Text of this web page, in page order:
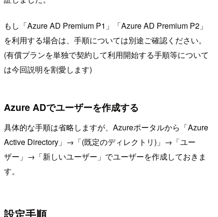
もし「Azure AD Premium P1」「Azure AD Premium P2」
を利用する場合は、手順については別途ご確認ください。
(有償プランを単独で契約して利用開始する手順等について
は今回説明を割愛します)
Azure ADでユーザーを作成する
具体的な手順は省略しますが、Azureポータルから「Azure
Active Directory」→「(既定のディレクトリ)」→「ユー
ザー」→「新しいユーザー」でユーザーを作成しておきま
す。